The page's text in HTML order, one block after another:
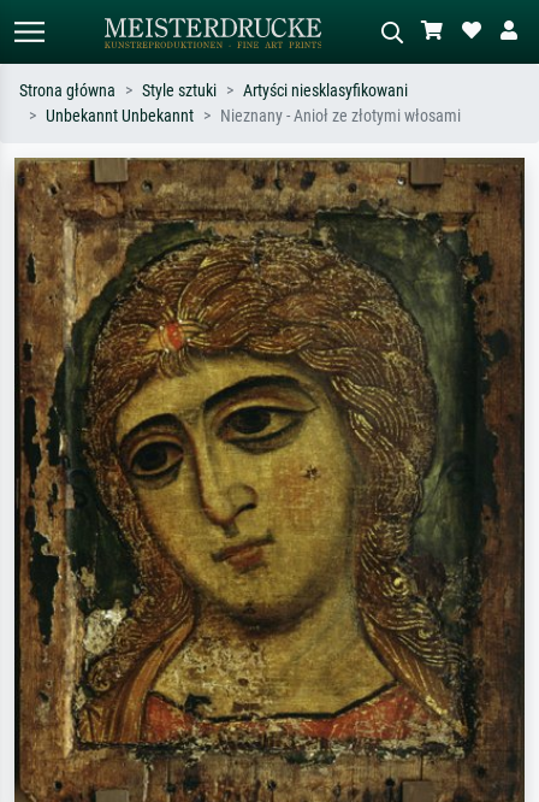
Szukaj wg artysty, tytułu lub stylu – np.
Monet, Gwiaździsta noc,
impresjonizm, fala Hokusaia, akt.
Opisz scenę – np. zielona łąka,
abstrakcja z czerwienią, ciemny olej,
stojący akt obok drzewa.
Strona główna Style sztuki
Artyści niesklasyfikowani
Unbekannt Unbekannt
Nieznany - Anioł ze złotymi włosami